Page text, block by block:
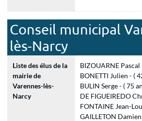
Conseil municipal
lès-Narcy
Liste des élus de la
mairie de
Varennes-lès-
Narcy
BIZOUARNE Pascal
BONETTI Julien - (
BULIN Serge - ( 75
DE FIGUEIREDO
FONTAINE Jean-
GAILLETON Damien